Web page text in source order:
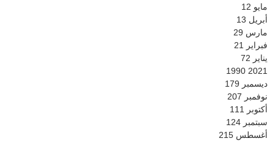
مايو 12
أبريل 13
مارس 29
فبراير 21
يناير 72
2021
1990
ديسمبر 179
نوفمبر 207
أكتوبر 111
سبتمبر 124
أغسطس 215